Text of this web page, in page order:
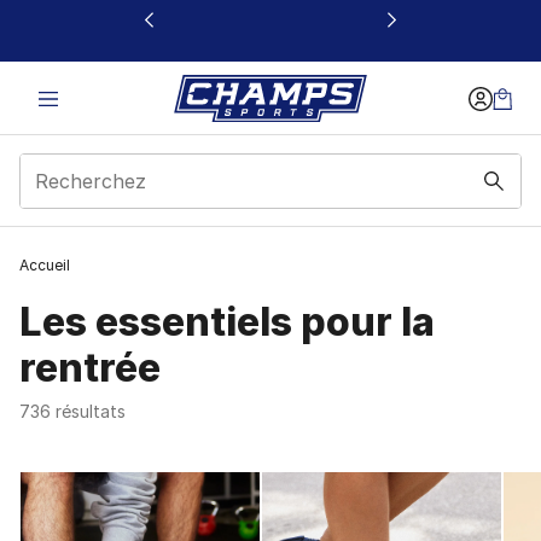
Ce lien s’ouvrira dans une nouvelle fenêtre
Accueil
Les essentiels pour la
rentrée
736 résultats